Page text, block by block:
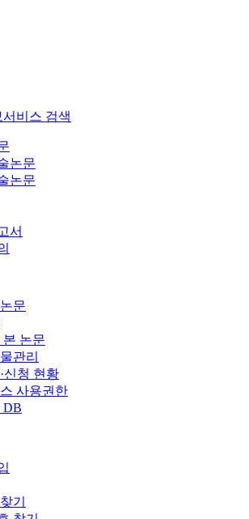
비스 검색
논문
논문
서
문
본 논문
관리
신청 현황
사용권한
DB
기